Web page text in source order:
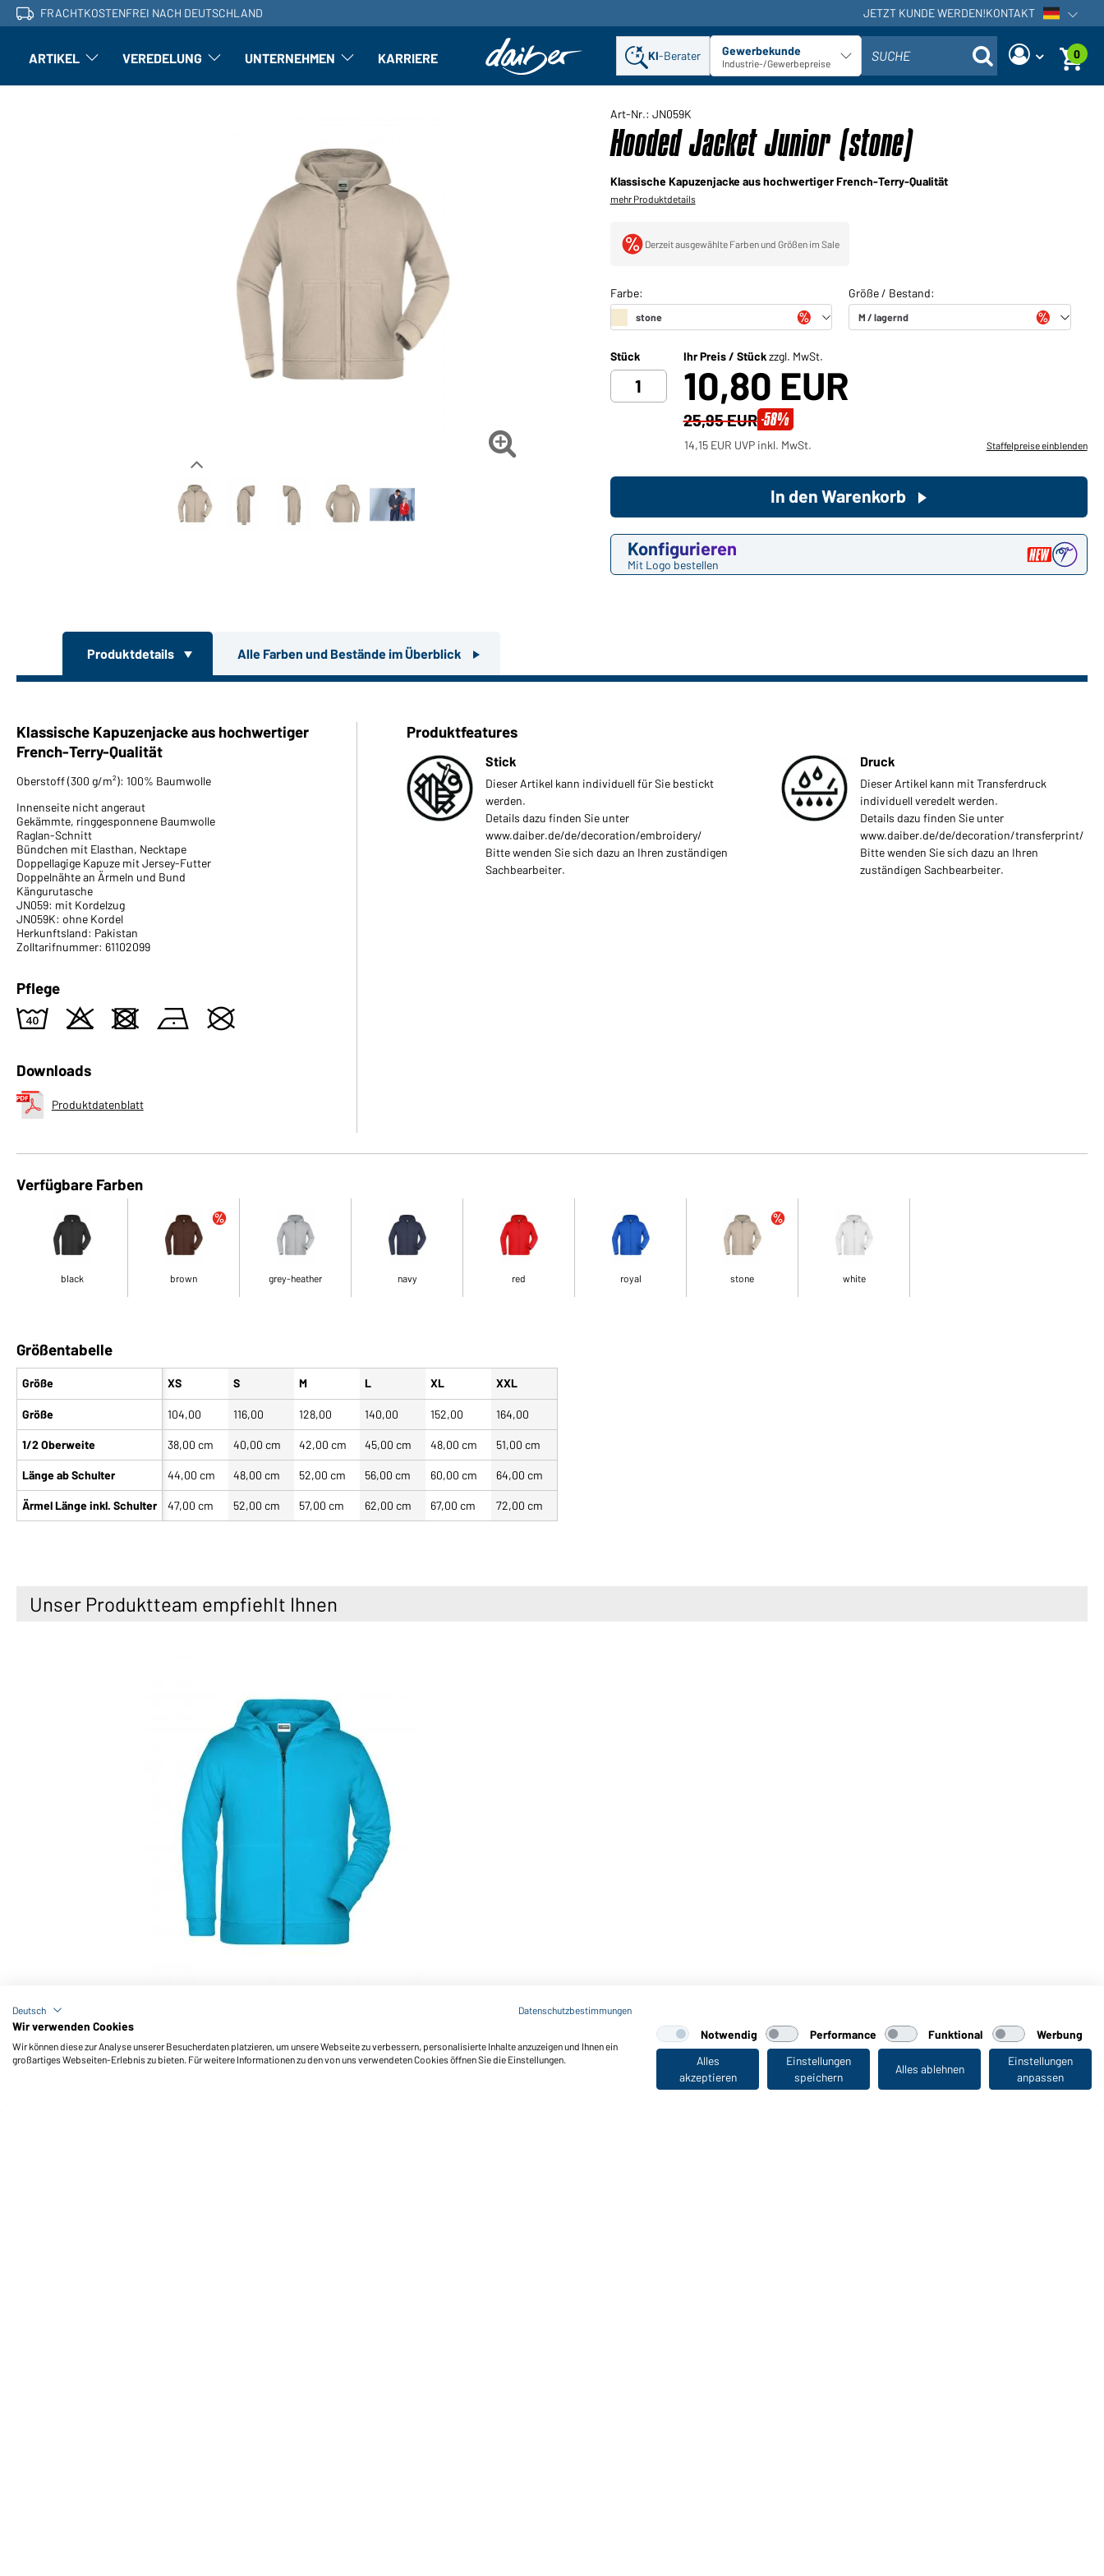
FRACHTKOSTENFREI NACH DEUTSCHLAND JETZT KUNDE WERDEN!KONTAKT
ARTIKEL Artikel: Untermenü öffnen
VEREDELUNG Veredelung: Untermenü öffnen
UNTERNEHMEN Unternehmen: Untermenü öffnen
KARRIERE KI-Berater Kundentyp auswählen
Gewerbekunde
Industrie-/Gewerbepreise
SUCHE
bereits ein Kundenkonto?
Benutzername:
Sie möchten Händler werden?
Hier geht's zu unserem
Benutzername:
E-Mail-Adresse:
zum Login
0

Art-Nr.: JN059K
Hooded Jacket Junior (stone)
Klassische Kapuzenjacke aus hochwertiger French-Terry-Qualität
mehr Produktdetails
Derzeit ausgewählte Farben und Größen im Sale
Stück Ihr Preis / Stückzzgl. MwSt.
10,80 EUR
25,95 EUR -58%
14,15 EUR UVP inkl. MwSt. Staffelpreise einblenden
Konfigurieren
Mit Logo bestellen
In den Warenkorb
Produktdetails Alle Farben und Bestände im Überblick
Klassische Kapuzenjacke aus hochwertiger
French-Terry-Qualität
Oberstoff (300 g/m²): 100% Baumwolle
Innenseite nicht angeraut
Gekämmte, ringgesponnene Baumwolle
Raglan-Schnitt
Bündchen mit Elasthan, Necktape
Doppellagige Kapuze mit Jersey-Futter
Doppelnähte an Ärmeln und Bund
Kängurutasche
JN059: mit Kordelzug
JN059K: ohne Kordel
Herkunftsland: Pakistan
Zolltarifnummer: 61102099
Pflege
8 o d n U
Downloads
Produktdatenblatt
Produktfeatures
Stick
Dieser Artikel kann individuell für Sie bestickt
werden.
Details dazu finden Sie unter
www.daiber.de/de/decoration/embroidery/
Bitte wenden Sie sich dazu an Ihren zuständigen
Sachbearbeiter.
Druck
Dieser Artikel kann mit Transferdruck
individuell veredelt werden.
Details dazu finden Sie unter
www.daiber.de/de/decoration/transferprint/
Bitte wenden Sie sich dazu an Ihren
zuständigen Sachbearbeiter.
Verfügbare Farben
black brown grey-heather navy red royal stone white
Größentabelle
Größe
Größe
1/2 Oberweite
Länge ab Schulter
Ärmel Länge inkl. Schulter
XS S M L XL XXL
104,00 116,00 128,00 140,00 152,00 164,00
38,00 cm 40,00 cm 42,00 cm 45,00 cm 48,00 cm 51,00 cm
44,00 cm 48,00 cm 52,00 cm 56,00 cm 60,00 cm 64,00 cm
47,00 cm 52,00 cm 57,00 cm 62,00 cm 67,00 cm 72,00 cm
Unser Produktteam empfiehlt Ihnen
Children's Zip Hoody OCS Blended & RCS (turquoise)
Zuletzt angesehen
Deutsch Datenschutzbestimmungen
Wir verwenden Cookies
Wir können diese zur Analyse unserer Besucherdaten platzieren, um unsere Webseite zu verbessern, personalisierte Inhalte anzuzeigen und Ihnen ein
großartiges Webseiten-Erlebnis zu bieten. Für weitere Informationen zu den von uns verwendeten Cookies öffnen Sie die Einstellungen.
Notwendig Performance Funktional
Werbung
Alles
akzeptieren
Einstellungen
speichern
Alles ablehnen
Einstellungen
anpassen